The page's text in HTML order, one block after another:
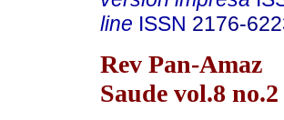
line ISSN 2176-
Rev Pan-Amaz
Saude vol.8